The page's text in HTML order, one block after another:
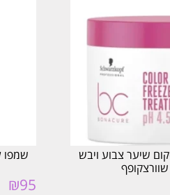
שיער צבוע ויבש
₪95